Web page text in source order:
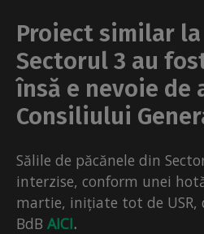
Proiect similar la
Sectorul 3 au
însă e nevoie de
Consiliului
Sălile de păcănele din
interzise, conform unei
martie, inițiate tot de USR,
BdB AICI.